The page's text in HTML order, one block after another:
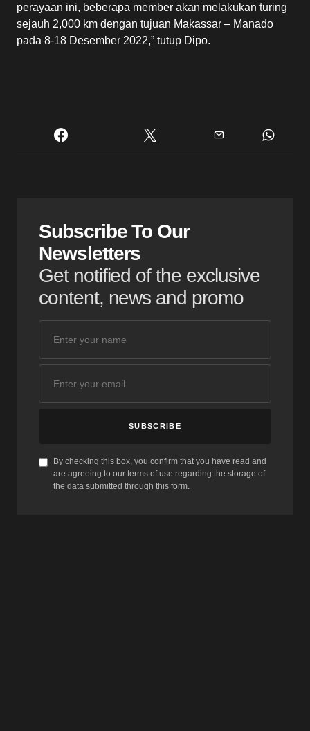
perayaan ini, beberapa member akan melakukan turing
sejauh 2,000 km dengan tujuan Makassar – Manado
pada 8-18 Desember 2022,” tutup Dipo.
Subscribe To Our
Newsletters
Get notified of the exclusive
content, news and promo
SUBSCRIBE
By checking this box, you confirm that you have read and
are agreeing to our terms of use regarding the storage of
the data submitted through this form.